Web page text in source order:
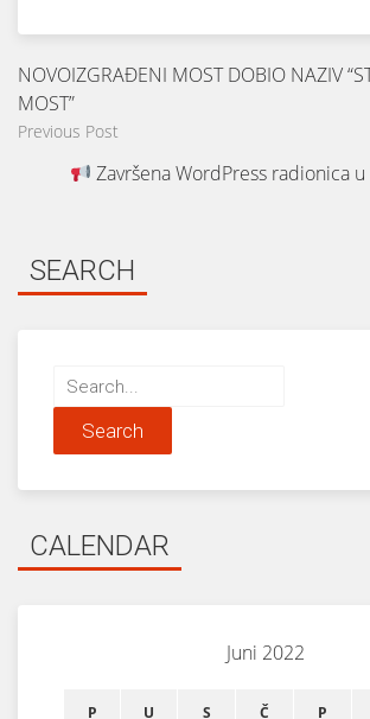
NOVOIZGRAĐENI MOST DOBIO NAZIV
MOST”
Previous Post
Završena WordPress radionica
SEARCH
Search
for:
CALENDAR
Juni 2022
P U S Č P